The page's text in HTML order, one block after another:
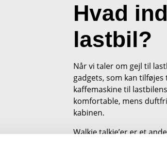
Hvad
lastbil?
Når vi taler om gejl til
gadgets, som kan
kaffemaskine til
komfortable, mens
kabinen.
Walkie talkie’er er et
øger kommunikationen
køretøjer arbejder